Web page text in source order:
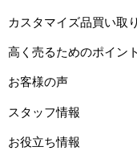
カスタマイズ品買い取
高く売るためのポイント
お客様の声
スタッフ情報
お役立ち情報